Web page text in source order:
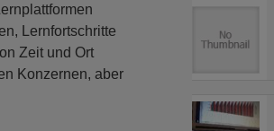
Lernfortschritte
Zeit und Ort
Konzernen, aber